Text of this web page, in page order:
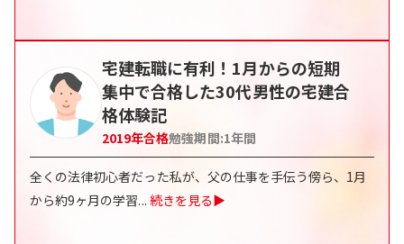
宅建転職に有利！1月からの短期
集中で合格した30代男性の宅建合
格体験記
2019年合格勉強期間:1年間
全くの法律初心者だった私が、父の仕事を手伝う傍ら、1月
から約9ヶ月の学習... 続きを見る▶